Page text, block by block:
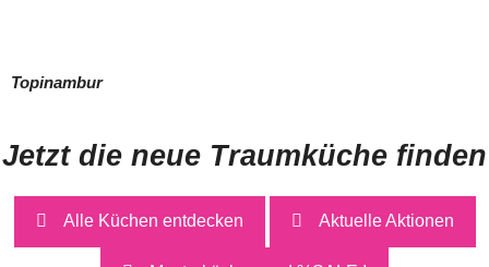
Topinambur
Jetzt die neue Traumküche finden
Alle Küchen entdecken Aktuelle Aktionen